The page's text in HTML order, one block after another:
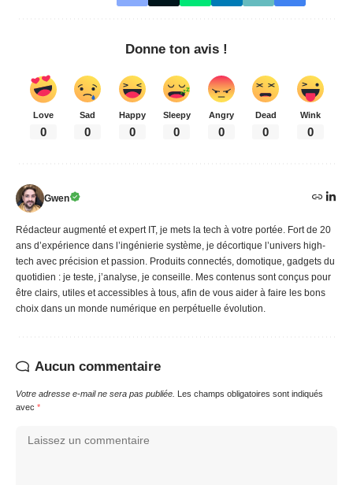
Donne ton avis !
Love
0
Sad
0
Happy
0
Sleepy
0
Angry
0
Dead
0
Wink
0
Gwen
Rédacteur augmenté et expert IT, je mets la tech à votre portée. Fort de 20
ans d’expérience dans l’ingénierie système, je décortique l’univers high-
tech avec précision et passion. Produits connectés, domotique, gadgets du
quotidien : je teste, j’analyse, je conseille. Mes contenus sont conçus pour
être clairs, utiles et accessibles à tous, afin de vous aider à faire les bons
choix dans un monde numérique en perpétuelle évolution.
Aucun commentaire
Votre adresse e-mail ne sera pas publiée. Les champs obligatoires sont indiqués
avec *